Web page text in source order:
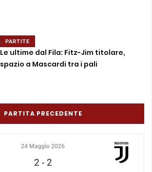
PARTITE
Le ultime dal Fila: Fitz-Jim titolare,
spazio a Mascardi tra i pali
PARTITA PRECEDENTE
24 Maggio 2026
2 - 2